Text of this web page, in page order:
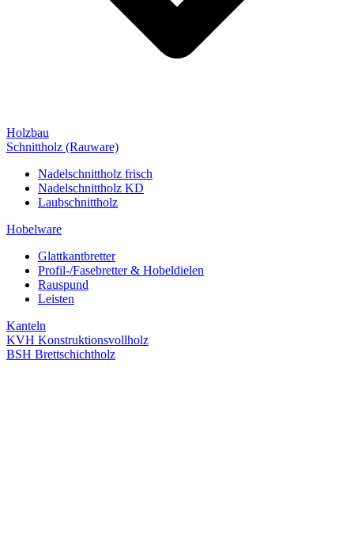
Holzbau
Schnittholz (Rauware)
Nadelschnittholz frisch
Nadelschnittholz KD
Laubschnittholz
Hobelware
Glattkantbretter
Profil-/Fasebretter & Hobeldielen
Rauspund
Leisten
Kanteln
KVH Konstruktionsvollholz
BSH Brettschichtholz